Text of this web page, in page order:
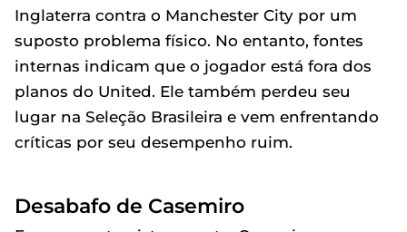
Inglaterra contra o Manchester City por um
suposto problema físico. No entanto, fontes
internas indicam que o jogador está fora dos
planos do United. Ele também perdeu seu
lugar na Seleção Brasileira e vem enfrentando
críticas por seu desempenho ruim.
Desabafo de Casemiro